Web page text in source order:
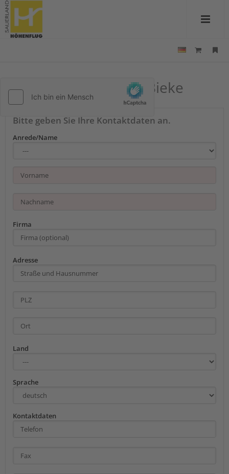
Kontakt zu Ferienhof Bieke
Bitte geben Sie Ihre Kontaktdaten an.
Anrede/Name
Firma
Adresse
Land
Sprache
Kontaktdaten